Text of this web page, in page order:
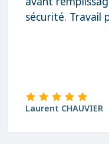
sécurité. Travail
Laurent CHAUVIER